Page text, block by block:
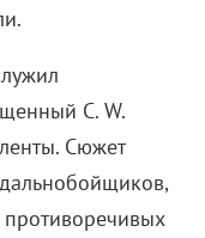
C. W.
Сюжет